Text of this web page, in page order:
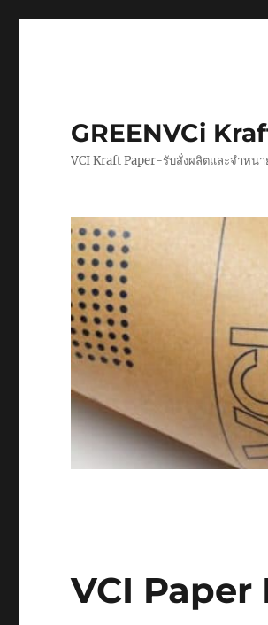
GREENVCi
VCI Kraft Paper-รับสั่งผลิตและจำหน่
VCI Paper